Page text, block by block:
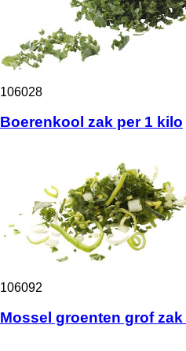
106028
Boerenkool zak per 1 kilo
106092
Mossel groenten grof